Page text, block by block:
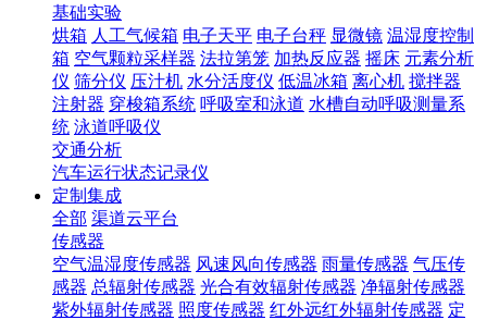
基础实验
烘箱 人工气候箱 电子天平 电子台秤 显微镜 温湿度控制
箱 空气颗粒采样器 法拉第笼 加热反应器 摇床 元素分析
仪 筛分仪 压汁机 水分活度仪 低温冰箱 离心机 搅拌器
注射器 穿梭箱系统 呼吸室和泳道 水槽自动呼吸测量系
统 泳道呼吸仪
交通分析
汽车运行状态记录仪
定制集成
全部 渠道云平台
传感器
空气温湿度传感器 风速风向传感器 雨量传感器 气压传
感器 总辐射传感器 光合有效辐射传感器 净辐射传感器
紫外辐射传感器 照度传感器 红外远红外辐射传感器 定